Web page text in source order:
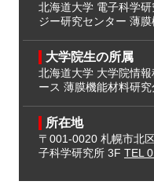
北海道大学 電子科学研
ジー研究センター 薄膜
大学院生の所属
北海道大学 大学院情報
ース 薄膜機能材料研究
所在地
〒001-0020札幌市北
子科学研究所 3F TEL